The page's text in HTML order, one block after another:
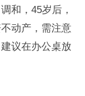
和，45岁后，
动产，需注意
议在办公桌放